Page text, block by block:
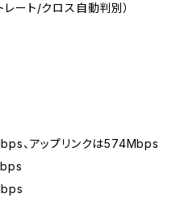
ート/クロス自動判別）
、アップリンクは574Mbps